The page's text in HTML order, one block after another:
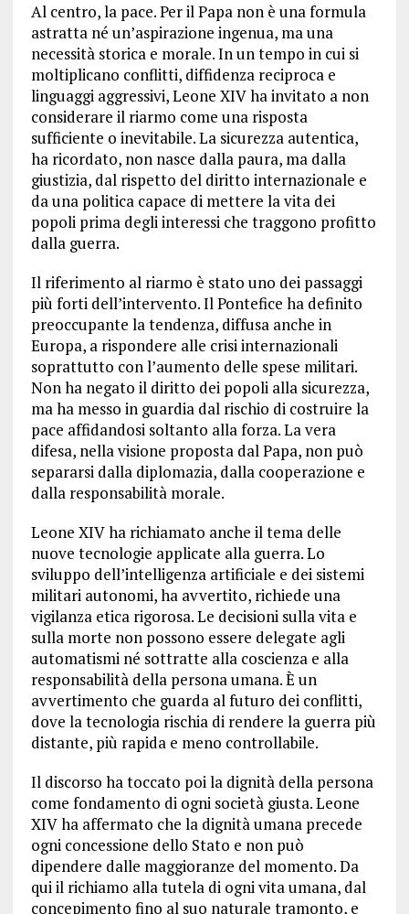
Al centro, la pace. Per il Papa non è una formula
astratta né un’aspirazione ingenua, ma una
necessità storica e morale. In un tempo in cui si
moltiplicano conflitti, diffidenza reciproca e
linguaggi aggressivi, Leone XIV ha invitato a non
considerare il riarmo come una risposta
sufficiente o inevitabile. La sicurezza autentica,
ha ricordato, non nasce dalla paura, ma dalla
giustizia, dal rispetto del diritto internazionale e
da una politica capace di mettere la vita dei
popoli prima degli interessi che traggono profitto
dalla guerra.
Il riferimento al riarmo è stato uno dei passaggi
più forti dell’intervento. Il Pontefice ha definito
preoccupante la tendenza, diffusa anche in
Europa, a rispondere alle crisi internazionali
soprattutto con l’aumento delle spese militari.
Non ha negato il diritto dei popoli alla sicurezza,
ma ha messo in guardia dal rischio di costruire la
pace affidandosi soltanto alla forza. La vera
difesa, nella visione proposta dal Papa, non può
separarsi dalla diplomazia, dalla cooperazione e
dalla responsabilità morale.
Leone XIV ha richiamato anche il tema delle
nuove tecnologie applicate alla guerra. Lo
sviluppo dell’intelligenza artificiale e dei sistemi
militari autonomi, ha avvertito, richiede una
vigilanza etica rigorosa. Le decisioni sulla vita e
sulla morte non possono essere delegate agli
automatismi né sottratte alla coscienza e alla
responsabilità della persona umana. È un
avvertimento che guarda al futuro dei conflitti,
dove la tecnologia rischia di rendere la guerra più
distante, più rapida e meno controllabile.
Il discorso ha toccato poi la dignità della persona
come fondamento di ogni società giusta. Leone
XIV ha affermato che la dignità umana precede
ogni concessione dello Stato e non può
dipendere dalle maggioranze del momento. Da
qui il richiamo alla tutela di ogni vita umana, dal
concepimento fino al suo naturale tramonto, e